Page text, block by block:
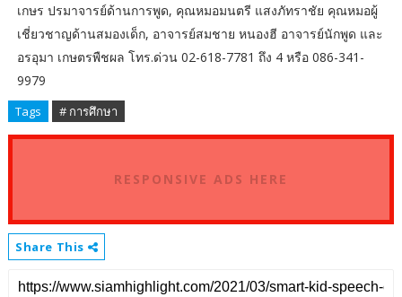
เกษร ปรมาจารย์ด้านการพูด, คุณหมอมนตรี แสงภัทราชัย คุณหมอผู้
เชี่ยวชาญด้านสมองเด็ก, อาจารย์สมชาย หนองฮี อาจารย์นักพูด และ
อรอุมา เกษตรพืชผล โทร.ด่วน 02-618-7781 ถึง 4 หรือ 086-341-
9979
Tags # การศึกษา
RESPONSIVE ADS HERE
Share This